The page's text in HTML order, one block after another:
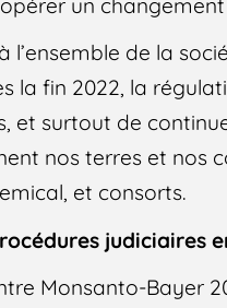
l’ensemble de la
la fin 2022, la
et surtout de
nos terres et nos
et consorts.
judiciaires
Monsanto-Bayer